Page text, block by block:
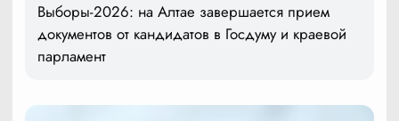
Выборы-2026: на Алтае завершается прием
документов от кандидатов в Госдуму и краевой
парламент